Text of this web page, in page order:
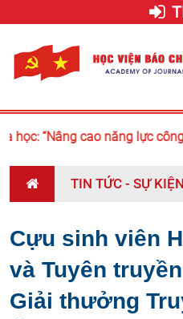
học: “Nâng cao năng lực
TIN TỨC - SỰ KIỆN
Cựu sinh viên
và Tuyên
Giải thưởng